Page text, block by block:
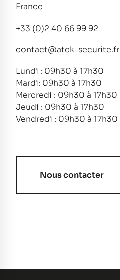
France
+33 (0)2 40 66 99 92
contact@atek-securite.fr
Lundi : 09h30 à 17h30
Mardi: 09h30 à 17h30
Mercredi : 09h30 à 17h30
Jeudi : 09h30 à 17h30
Vendredi : 09h30 à 17h30
Nous contacter